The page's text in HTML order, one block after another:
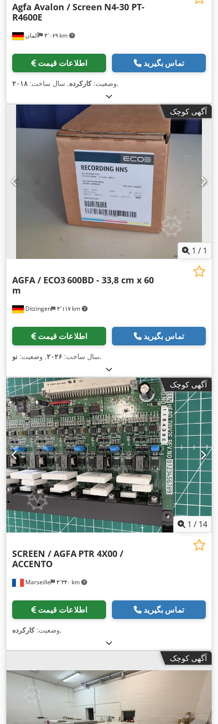
آلمان ۴٬۰۶۹ km
Agfa Avalon / Screen N4-30 PT-
R4600E
اطلاعات قیمت تماس بگیرید
وضعیت:کارکرده, سال ساخت: ۲۰۱۸ ,
آگهی کوچک
1 / 1
Ditzingen ۴٬۱۱۷ km
AGFA / ECO3600BD - 33,8 cm x 60
m
اطلاعات قیمت تماس بگیرید
سال ساخت: ۲۰۲۶, وضعیت: نو ,
آگهی کوچک
1 / 14
Marseille ۴٬۳۴۰ km
SCREEN / AGFA PTR 4X00 /
ACCENTO
اطلاعات قیمت تماس بگیرید
وضعیت:کارکرده ,
آگهی کوچک